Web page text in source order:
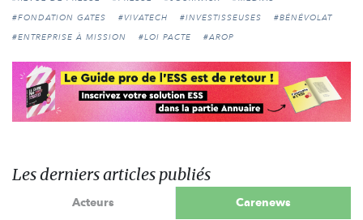
#FONDATION GATES
#VIVATECH #INVESTISSEUSES
#BÉNÉVOLAT
#ENTREPRISE À MISSION
#LOI PACTE #AROP
Les derniers articles publiés
Acteurs Carenews